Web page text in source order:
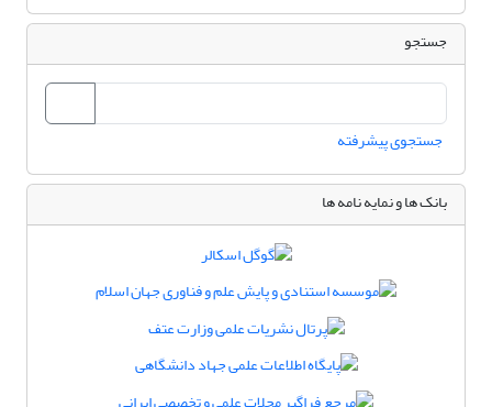
جستجو
جستجوی پیشرفته
بانک ها و نمایه نامه ها